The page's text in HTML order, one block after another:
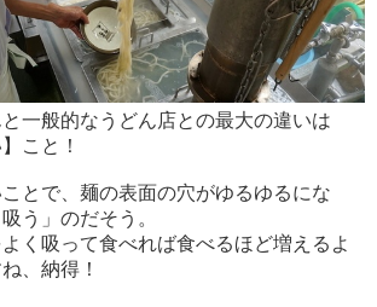
一般的なうどん店との最大の違いは
こと！
ことで、麺の表面の穴がゆるゆるにな
う」のだそう。
く吸って食べれば食べるほど増えるよ
、納得！